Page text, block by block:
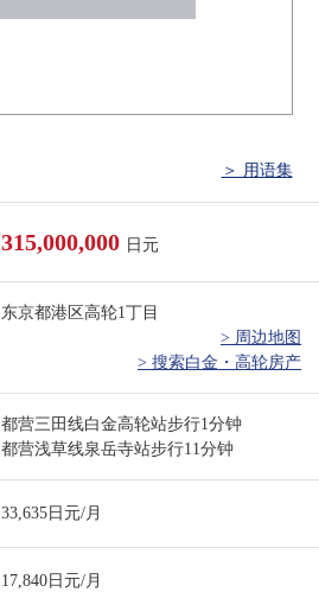
＞ 用语集
315,000,000 日元
东京都港区高轮1丁目
> 周边地图
> 搜索白金・高轮房产
都营三田线白金高轮站步行1分钟
都营浅草线泉岳寺站步行11分钟
33,635日元/月
17,840日元/月